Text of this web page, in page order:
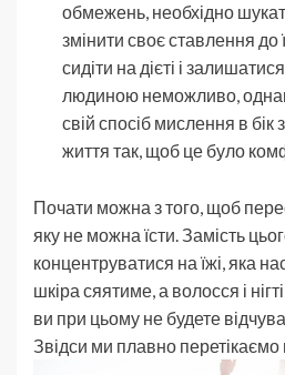
обмежень, необхідно
змінити своє ставлення до
сидіти на дієті і
людиною неможливо,
свій спосіб мислення в
життя так, щоб це було
Почати можна з того, щоб
яку не можна їсти. Замість
концентруватися на їжі, яка
шкіра сяятиме, а волосся і
ви при цьому не будете
Звідси ми плавно перетікаємо